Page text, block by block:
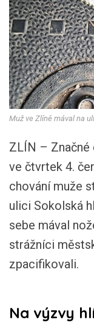
Muž ve Zlíně mával na
ZLÍN –
ve čtvrtek 4.
chování muže
ulici Sokolská
sebe mával
strážníci
zpacifikovali.
Na výzvy